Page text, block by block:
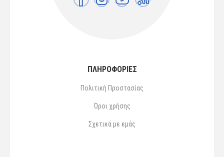
ΠΛΗΡΟΦΟΡΙΕΣ
Πολιτική Προστασίας
Όροι χρήσης
Σχετικά με εμάς